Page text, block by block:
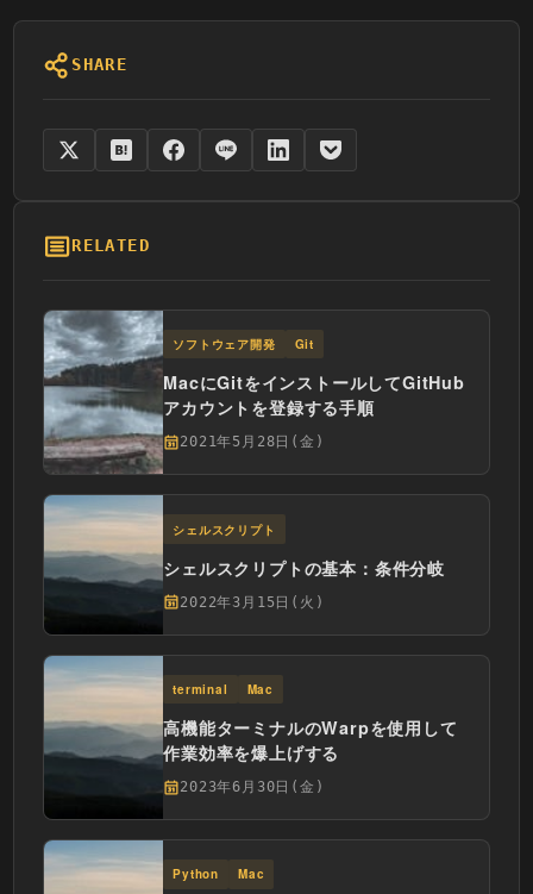
SHARE
RELATED
ソフトウェア開発 Git
MacにGitをインストールしてGitHub
アカウントを登録する手順
2021年5月28日(金)
シェルスクリプト
シェルスクリプトの基本：条件分岐
2022年3月15日(火)
terminal Mac
高機能ターミナルのWarpを使用して
作業効率を爆上げする
2023年6月30日(金)
Python Mac